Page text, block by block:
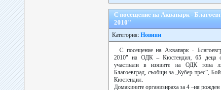
С посещение на Аквапарк -
2010"
Категория: Новини
С посещение на Аквапарк -
2010" на ОДК – Кюстендил, 65 деца
участвали в изявите на ОДК това
Благоевград, съобщи за „Кубер прес”,
Кюстендил.
Домакините организираха за 4 –ия